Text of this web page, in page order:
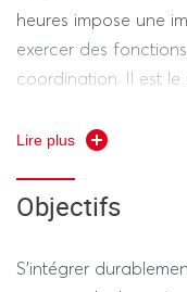
heures impose une
exercer des
coordination. Il est
projet". L'étudiant
difficulté et à
rapport final étayé
Lire plus
Objectifs
S'intégrer